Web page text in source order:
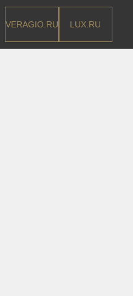
VERAGIO.RU LUX.RU